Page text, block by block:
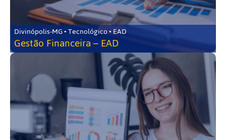
Divinópolis-MG • Tecnológico • EAD
Gestão Financeira – EAD